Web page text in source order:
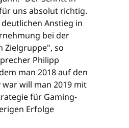
uns absolut richtig.
Anstieg in
bei der
Zielgruppe", so
Philipp
man 2018 auf den
war will man 2019 mit
für Gaming-
Erfolge